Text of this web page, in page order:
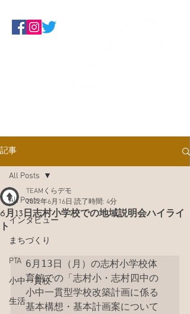
記事
All Posts
インタビュー
まちづくり
PTA
小中一貫校
生活
All Posts
6月13日志村小学校での地域説明会ハイライ
ト
TEAMくらデモ
2022年6月16日 読了時間: 4分
6月13日（月）の志村小学校体
育館での「志村小・志村四中の
小中一貫型学校改築計画に係る
基本構想・基本計画案について